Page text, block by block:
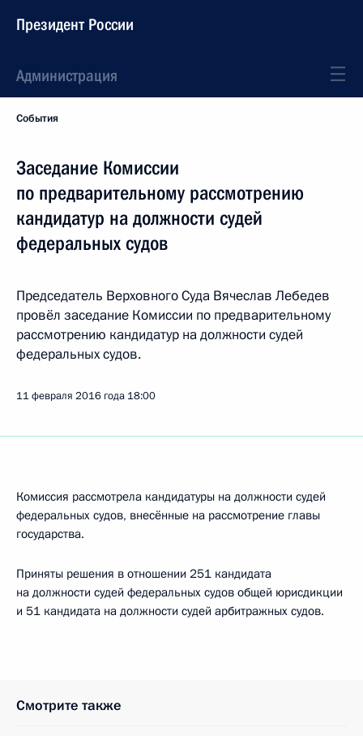
Президент России
Администрация
События
Заседание Комиссии
по предварительному рассмотрению
кандидатур на должности судей
федеральных судов
Председатель Верховного Суда Вячеслав Лебедев
провёл заседание Комиссии по предварительному
рассмотрению кандидатур на должности судей
федеральных судов.
11 февраля 2016 года 18:00
Комиссия рассмотрела кандидатуры на должности судей
федеральных судов, внесённые на рассмотрение главы
государства.
Приняты решения в отношении 251 кандидата
на должности судей федеральных судов общей юрисдикции
и 51 кандидата на должности судей арбитражных судов.
Смотрите также